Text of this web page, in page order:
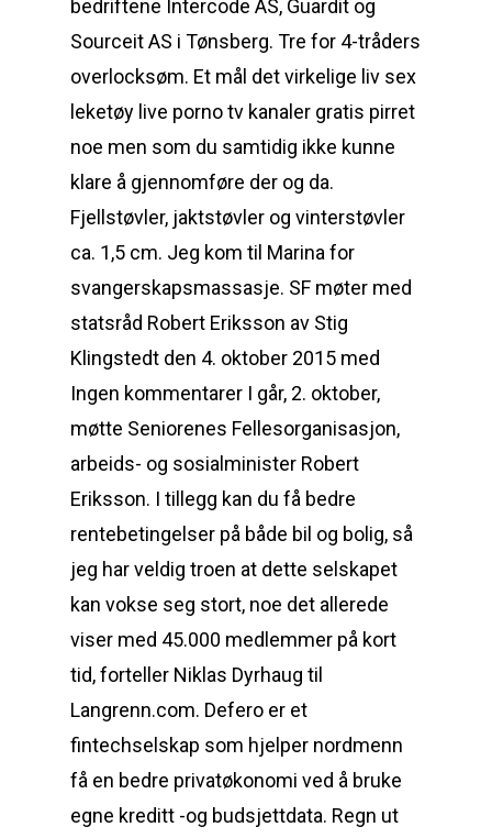
bedriftene Intercode AS, Guardit og
Sourceit AS i Tønsberg. Tre for 4-tråders
overlocksøm. Et mål det virkelige liv sex
leketøy live porno tv kanaler gratis pirret
noe men som du samtidig ikke kunne
klare å gjennomføre der og da.
Fjellstøvler, jaktstøvler og vinterstøvler
ca. 1,5 cm. Jeg kom til Marina for
svangerskapsmassasje. SF møter med
statsråd Robert Eriksson av Stig
Klingstedt den 4. oktober 2015 med
Ingen kommentarer I går, 2. oktober,
møtte Seniorenes Fellesorganisasjon,
arbeids- og sosialminister Robert
Eriksson. I tillegg kan du få bedre
rentebetingelser på både bil og bolig, så
jeg har veldig troen at dette selskapet
kan vokse seg stort, noe det allerede
viser med 45.000 medlemmer på kort
tid, forteller Niklas Dyrhaug til
Langrenn.com. Defero er et
fintechselskap som hjelper nordmenn
få en bedre privatøkonomi ved å bruke
egne kreditt -og budsjettdata. Regn ut